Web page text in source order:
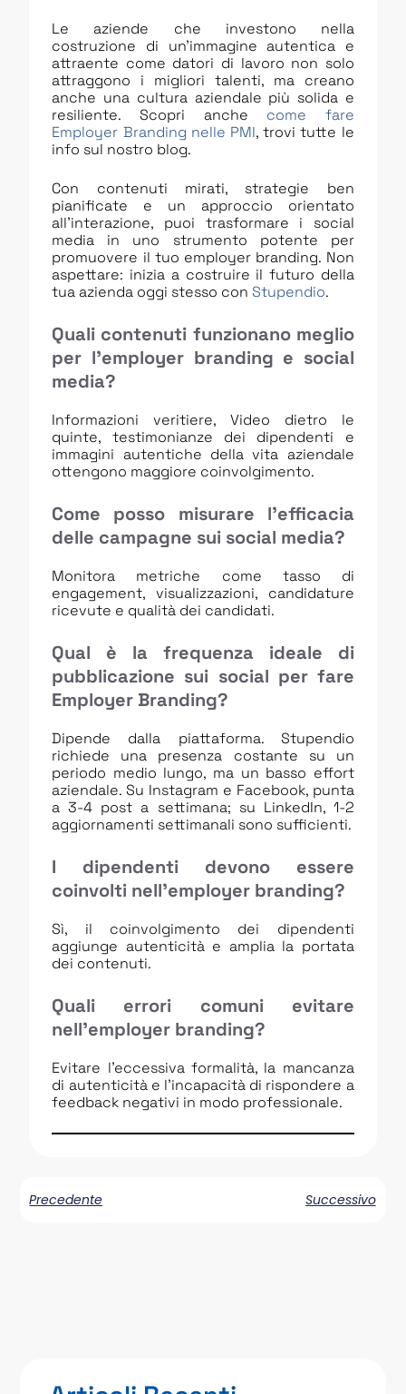
Le aziende che investono nella
costruzione di un’immagine autentica e
attraente come datori di lavoro non solo
attraggono i migliori talenti, ma creano
anche una cultura aziendale più solida e
resiliente. Scopri anche come fare
Employer Branding nelle PMI, trovi tutte le
info sul nostro blog.
Con contenuti mirati, strategie ben
pianificate e un approccio orientato
all’interazione, puoi trasformare i social
media in uno strumento potente per
promuovere il tuo employer branding. Non
aspettare: inizia a costruire il futuro della
tua azienda oggi stesso conStupendio.
Quali contenuti funzionano meglio
per l’employer branding e social
media?
Informazioni veritiere, Video dietro le
quinte, testimonianze dei dipendenti e
immagini autentiche della vita aziendale
ottengono maggiore coinvolgimento.
Come posso misurare l’efficacia
delle campagne sui social media?
Monitora metriche come tasso di
engagement, visualizzazioni, candidature
ricevute e qualità dei candidati.
Qual è la frequenza ideale di
pubblicazione sui social per fare
Employer Branding?
Dipende dalla piattaforma. Stupendio
richiede una presenza costante su un
periodo medio lungo, ma un basso effort
aziendale. Su Instagram e Facebook, punta
a 3-4 post a settimana; su LinkedIn, 1-2
aggiornamenti settimanali sono sufficienti.
I dipendenti devono essere
coinvolti nell’employer branding?
Sì, il coinvolgimento dei dipendenti
aggiunge autenticità e amplia la portata
dei contenuti.
Quali errori comuni evitare
nell’employer branding?
Evitare l’eccessiva formalità, la mancanza
di autenticità e l’incapacità di rispondere a
feedback negativi in modo professionale.
Precedente Successivo